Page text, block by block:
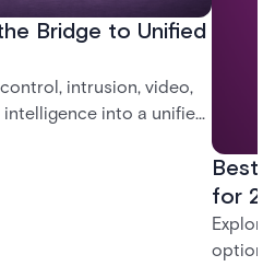
Bridge to Unified
intrusion, video,
into a unified
Best
for